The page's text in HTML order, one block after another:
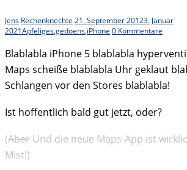
Jens Rechenknechte 21. September 20123. Januar
2021Apfeliges,gedoens,iPhone 0 Kommentare
Blablabla iPhone 5 blablabla
Maps scheiße blablabla Uhr geklaut
Schlangen vor den Stores blablabla!
Ist hoffentlich bald gut jetzt, oder?
(Aber Und die neue Maps-App ist
Mist!)